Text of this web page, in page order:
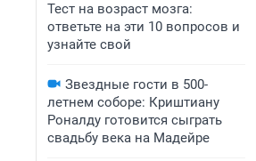
Тест на возраст мозга:
ответьте на эти 10 вопросов и
узнайте свой
Звездные гости в 500-
летнем соборе: Криштиану
Роналду готовится сыграть
свадьбу века на Мадейре